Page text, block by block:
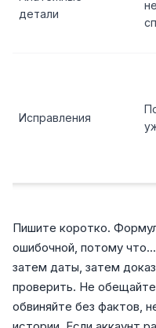
детали
Исправления
Пишите коротко.
ошибочной, потому
затем даты, затем
проверить. Не
обвиняйте без фактов,